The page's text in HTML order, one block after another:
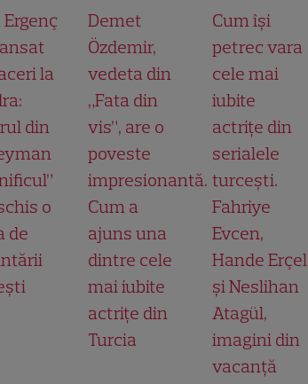
la
din
o
de
Demet
Özdemir,
vedeta din
„Fata din
vis”, are o
poveste
impresionantă.
Cum a
ajuns una
dintre cele
mai iubite
actrițe din
Turcia
Cum își
petrec vara
cele mai
iubite
actrițe din
serialele
turcești.
Fahriye
Evcen,
Hande Erçel
și Neslihan
Atagül,
imagini din
vacanță